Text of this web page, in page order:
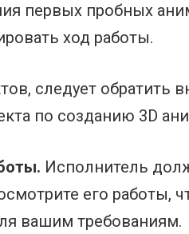
первых пробных
ход работы.
следует
по созданию 3D
Исполнитель
его работы,
вашим требованиям.